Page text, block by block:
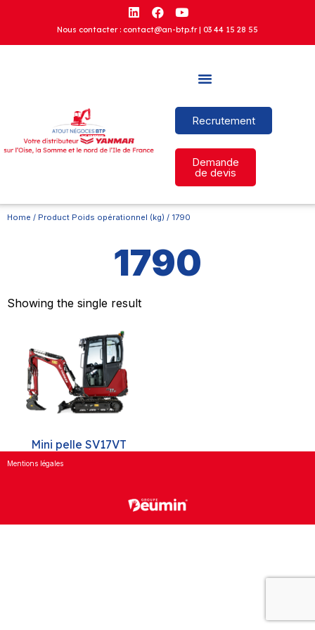
Nous contacter : contact@an-btp.fr | 03 44 15 28 55
Recrutement
Demande
de devis
Home / Product Poids opérationnel (kg) / 1790
1790
Showing the single result
Mini pelle SV17VT
Mentions légales